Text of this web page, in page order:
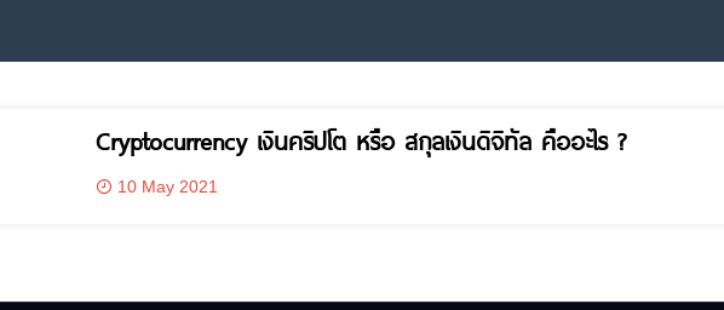
Cryptocurrency เงินคริปโต หรือ สกุลเงินดิจิทัล คืออะไร ?
10 May 2021